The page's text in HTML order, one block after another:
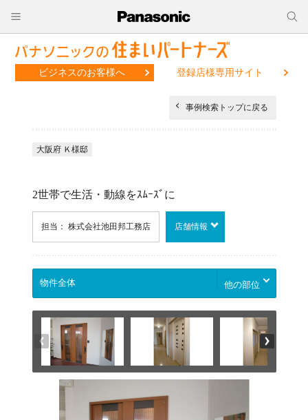
ビジネスのお客様へ 登録店様専用サイト
事例検索トップに戻る
大阪府 Ｋ様邸
2世帯で生活・動線をｽﾑｰｽﾞに
担当： 株式会社池田邦工務店 店舗情報
他の部位